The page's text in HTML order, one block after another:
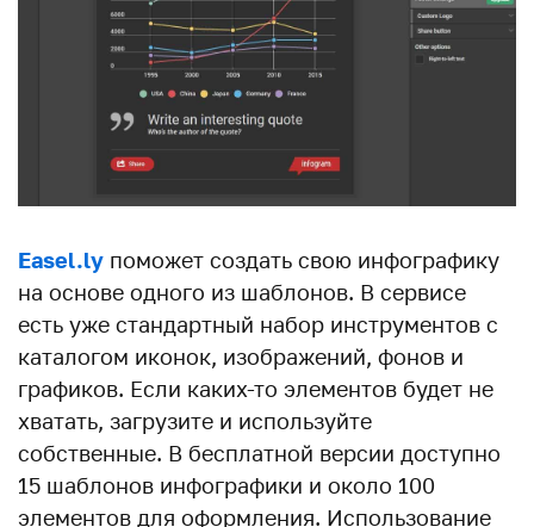
Easel.ly поможет создать свою инфографику
на основе одного из шаблонов. В сервисе
есть уже стандартный набор инструментов с
каталогом иконок, изображений, фонов и
графиков. Если каких-то элементов будет не
хватать, загрузите и используйте
собственные. В бесплатной версии доступно
15 шаблонов инфографики и около 100
элементов для оформления. Использование